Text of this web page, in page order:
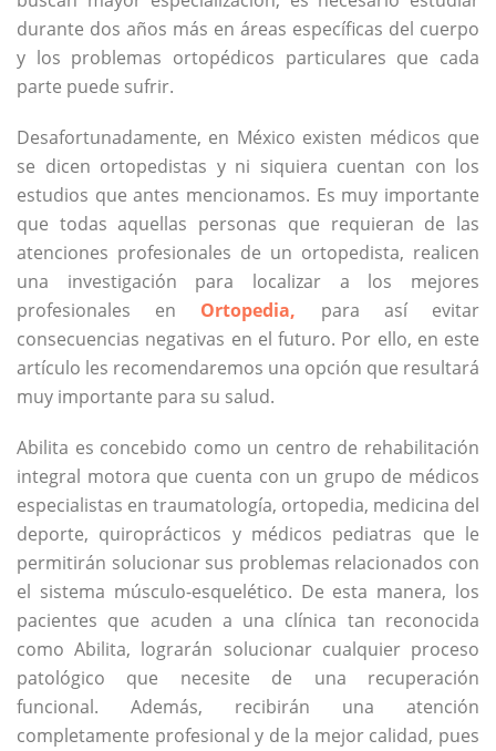
durante dos años más en áreas específicas del cuerpo
y los problemas ortopédicos particulares que cada
parte puede sufrir.
Desafortunadamente, en México existen médicos que
se dicen ortopedistas y ni siquiera cuentan con los
estudios que antes mencionamos. Es muy importante
que todas aquellas personas que requieran de las
atenciones profesionales de un ortopedista, realicen
una investigación para localizar a los mejores
profesionales en Ortopedia, para así evitar
consecuencias negativas en el futuro. Por ello, en este
artículo les recomendaremos una opción que resultará
muy importante para su salud.
Abilita es concebido como un centro de rehabilitación
integral motora que cuenta con un grupo de médicos
especialistas en traumatología, ortopedia, medicina del
deporte, quiroprácticos y médicos pediatras que le
permitirán solucionar sus problemas relacionados con
el sistema músculo-esquelético. De esta manera, los
pacientes que acuden a una clínica tan reconocida
como Abilita, lograrán solucionar cualquier proceso
patológico que necesite de una recuperación
funcional. Además, recibirán una atención
completamente profesional y de la mejor calidad, pues